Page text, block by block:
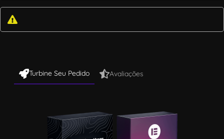
Turbine Seu Pedido Avaliações